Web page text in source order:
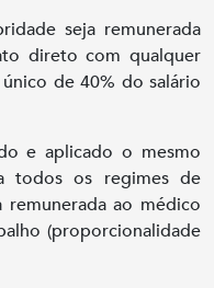
seja remunerada
direto com qualquer
de 40% do salário
e aplicado o mesmo
todos os regimes de
ao médico
(proporcionalidade